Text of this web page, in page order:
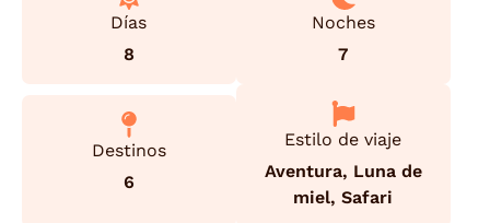
Días
8
Noches
7
Destinos
6
Estilo de viaje
Aventura, Luna de
miel,Safari